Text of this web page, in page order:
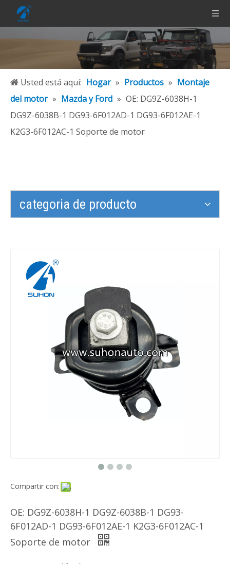
Usted está aquí: Hogar » Productos » Montaje
del motor » Mazda y Ford » OE: DG9Z-6038H-1
DG9Z-6038B-1 DG93-6F012AD-1 DG93-6F012AE-1
K2G3-6F012AC-1 Soporte de motor
categoria de producto
Compartir con:
OE: DG9Z-6038H-1 DG9Z-6038B-1 DG93-
6F012AD-1 DG93-6F012AE-1 K2G3-6F012AC-1
Soporte de motor